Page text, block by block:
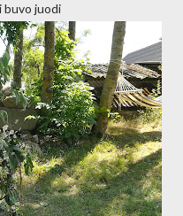
buvo juodi